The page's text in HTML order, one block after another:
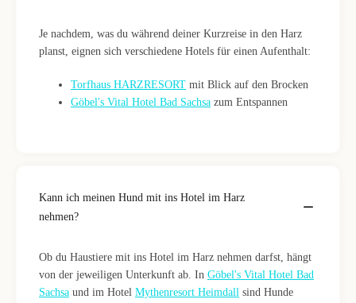
Je nachdem, was du während deiner Kurzreise in den Harz
planst, eignen sich verschiedene Hotels für einen Aufenthalt:
Torfhaus HARZRESORT mit Blick auf den Brocken
Göbel's Vital Hotel Bad Sachsa zum Entspannen
Kann ich meinen Hund mit ins Hotel im Harz
nehmen?
Ob du Haustiere mit ins Hotel im Harz nehmen darfst, hängt
von der jeweiligen Unterkunft ab. In Göbel's Vital Hotel Bad
Sachsa und im Hotel Mythenresort Heimdall sind Hunde